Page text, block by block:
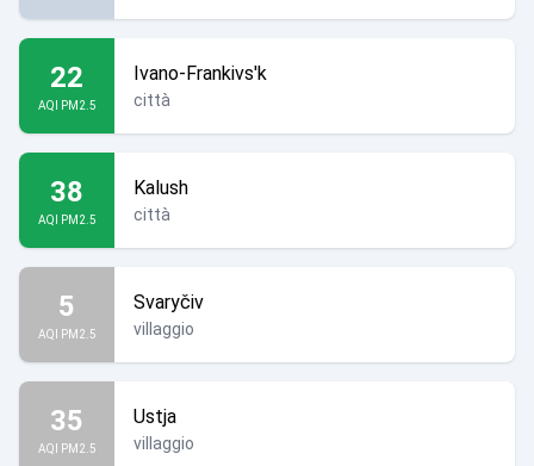
22
AQI PM2.5
Ivano-Frankivs'k
città
38
AQI PM2.5
Kalush
città
5
AQI PM2.5
Svaryčiv
villaggio
35
AQI PM2.5
Ustja
villaggio